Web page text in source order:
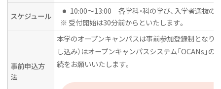
スケジュール
10:00～13:00 各学科・科の学び、入学者選抜の
※ 受付開始は30分前からといたします。
事前申込方
法
本学のオープンキャンパスは事前参加登録制となり
し込み）はオープンキャンパスシステム「OCANs」
続をお願いいたします。